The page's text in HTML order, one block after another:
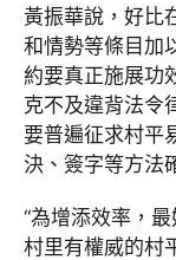
黃振華說，好比
和情勢等條目加
約要真正施展功
克不及違背法令
要普遍征求村平
決、簽字等方法
“為增添效率，
村里有權威的村